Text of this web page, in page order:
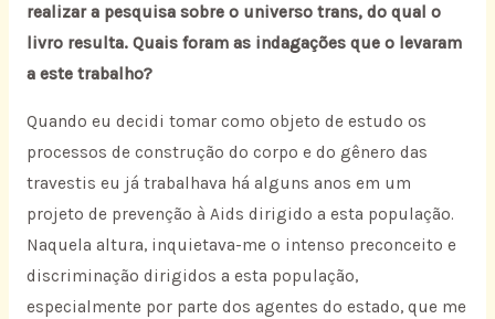
realizar a pesquisa sobre o universo trans, do qual o
livro resulta. Quais foram as indagações que o levaram
a este trabalho?
Quando eu decidi tomar como objeto de estudo os
processos de construção do corpo e do gênero das
travestis eu já trabalhava há alguns anos em um
projeto de prevenção à Aids dirigido a esta população.
Naquela altura, inquietava-me o intenso preconceito e
discriminação dirigidos a esta população,
especialmente por parte dos agentes do estado, que me